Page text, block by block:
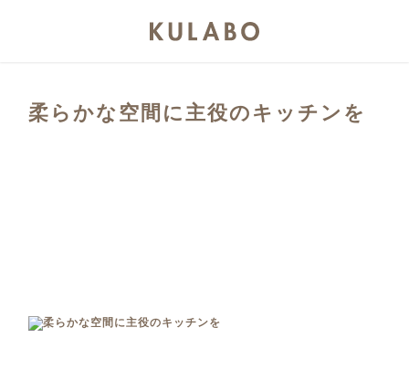
柔らかな空間に主役のキッチンを